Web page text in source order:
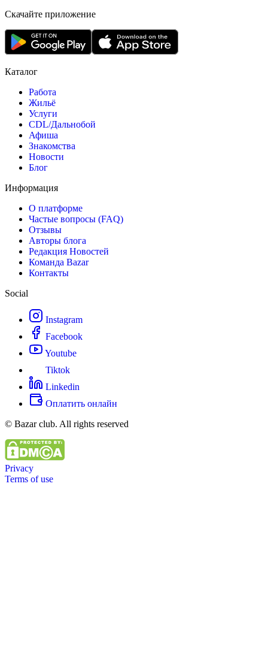
Скачайте приложение
Каталог
Работа
Жильё
Услуги
CDL/Дальнобой
Афиша
Знакомства
Новости
Блог
Информация
О платформе
Частые вопросы (FAQ)
Отзывы
Авторы блога
Редакция Новостей
Команда Bazar
Контакты
Social
Instagram
Facebook
Youtube
Tiktok
Linkedin
Оплатить онлайн
© Bazar club. All rights reserved
Privacy
Terms of use